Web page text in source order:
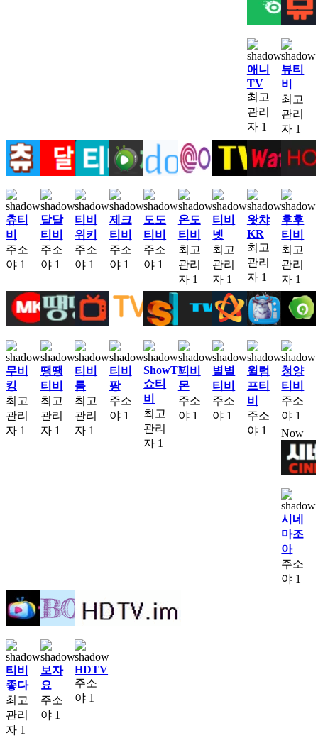
애니
TV
최고
관리
자 1
뷰티
비
최고
관리
자 1
츄티
비
주소
야 1
달달
티비
주소
야 1
티비
위키
주소
야 1
제크
티비
주소
야 1
도도
티비
주소
야 1
온도
티비
최고
관리
자 1
티비
넷
최고
관리
자 1
왓챠
KR
최고
관리
자 1
후후
티비
최고
관리
자 1
무비
킹
최고
관리
자 1
땡땡
티비
최고
관리
자 1
티비
룸
최고
관리
자 1
티비
팡
주소
야 1
ShowTV
쇼티
비
최고
관리
자 1
티비
몬
주소
야 1
별별
티비
주소
야 1
윌럼
프티
비
주소
야 1
청양
티비
주소
야 1
Now
시네
마조
아
주소
야 1
티비
좋다
최고
관리
자 1
보자
요
주소
야 1
HDTV
주소
야 1